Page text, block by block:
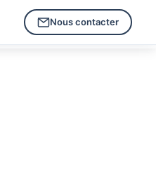
Nous contacter